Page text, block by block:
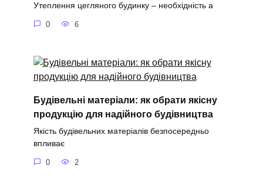
Утеплення цегляного будинку – необхідність а
0 6
Будівельні матеріали: як обрати якісну
продукцію для надійного будівництва
Якість будівельних матеріалів безпосередньо
впливає
0 2